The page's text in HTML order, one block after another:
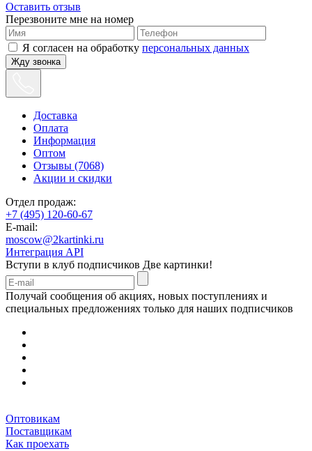
Оставить отзыв
Перезвоните мне на номер
Я согласен на обработку персональных данных
Жду звонка
Доставка
Оплата
Информация
Оптом
Отзывы (7068)
Акции и скидки
Отдел продаж:
+7 (495) 120-60-67
E-mail:
moscow@2kartinki.ru
Интеграция API
Вступи в клуб подписчиков Две картинки!
Получай сообщения об акциях, новых поступлениях и
специальных предложениях только для наших подписчиков
Оптовикам
Поставщикам
Как проехать